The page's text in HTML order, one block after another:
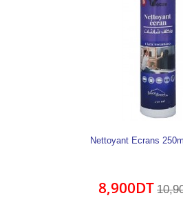
Nettoyant Ecrans
8,900DT